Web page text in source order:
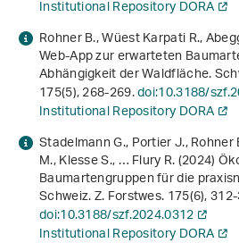
Institutional Repository DORA
Rohner B., Wüest Karpati R.,
Web-App zur erwarteten
Abhängigkeit der Waldfläche.
175(5), 268-269.doi:10.3188/
Institutional Repository DORA
Stadelmann G., Portier J.,
M., Klesse S., … Flury R. (2024)
Baumartengruppen für die
Schweiz. Z. Forstwes.175(6),
doi:10.3188/szf.2024.0312
Institutional Repository DORA